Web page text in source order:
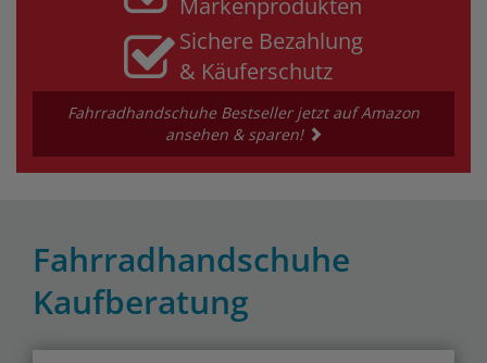
Markenprodukten
Sichere Bezahlung
& Käuferschutz
Fahrradhandschuhe Bestseller jetzt auf Amazon
ansehen & sparen!
Fahrradhandschuhe
Kaufberatung